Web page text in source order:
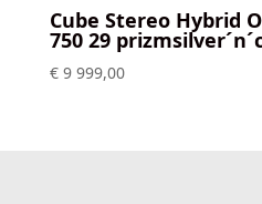
Cube Stereo Hybrid
750 29
€9 999,00